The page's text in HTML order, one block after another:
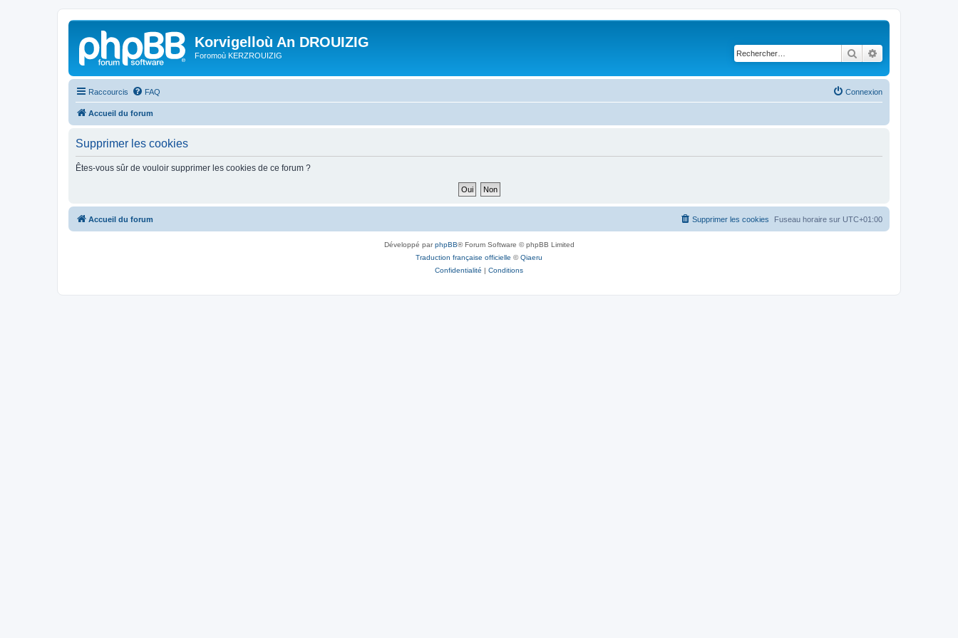
Korvigelloù An DROUIZIG
Foromoù KERZROUIZIG Rechercher
Raccourcis FAQ Connexion
Accueil du forum
Supprimer les cookies
Êtes-vous sûr de vouloir supprimer les cookies de ce forum ?
Accueil du forum Fuseau horaire sur UTC+01:00
Supprimer les cookies
Développé parphpBB® Forum Software © phpBB Limited
Traduction française officielle ©Qiaeru
Confidentialité | Conditions